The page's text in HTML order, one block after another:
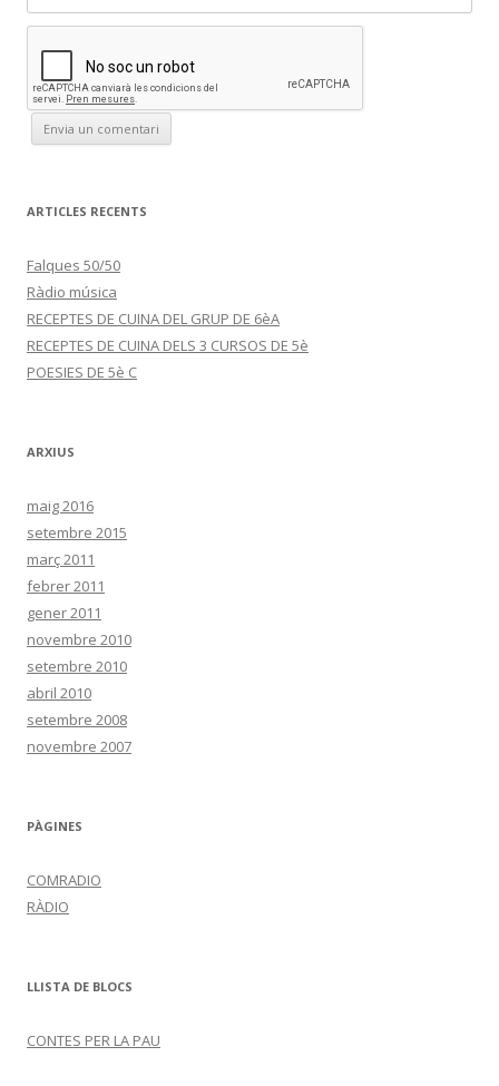
ARTICLES RECENTS
Falques 50/50
Ràdio música
RECEPTES DE CUINA DEL GRUP DE 6èA
RECEPTES DE CUINA DELS 3 CURSOS DE 5è
POESIES DE 5è C
ARXIUS
maig 2016
setembre 2015
març 2011
febrer 2011
gener 2011
novembre 2010
setembre 2010
abril 2010
setembre 2008
novembre 2007
PÀGINES
COMRADIO
RÀDIO
LLISTA DE BLOCS
CONTES PER LA PAU